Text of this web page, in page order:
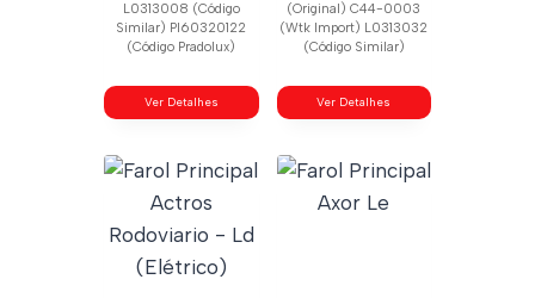
L0313008 (Código
Similar) Pl60320122
(Código Pradolux)
Ver Detalhes
(Original) C44-0003
(Wtk Import) L0313032
(Código Similar)
Ver Detalhes